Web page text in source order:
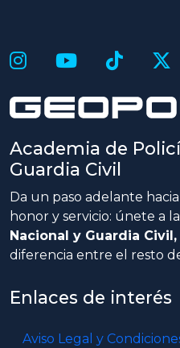
Academia de
Guardia Civil
Da un paso adelante
honor y servicio: únete a la
Nacional y Guardia Civil,
diferencia entre el resto
Enlaces de interés
Aviso Legal y